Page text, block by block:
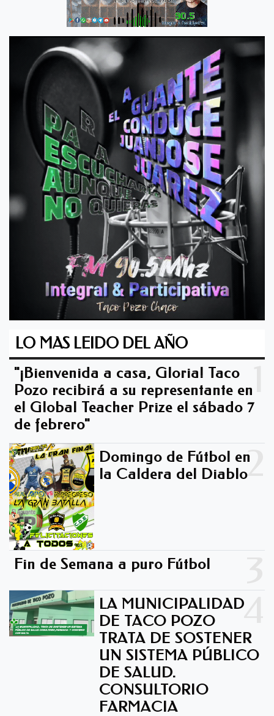
LO MAS LEIDO DEL AÑO
"¡Bienvenida a casa, Gloria! Taco
Pozo recibirá a su representante en
el Global Teacher Prize el sábado 7
de febrero"
2
Domingo de Fútbol en
la Caldera del Diablo -
Fin de Semana a puro Fútbol
4
LA MUNICIPALIDAD
DE TACO POZO
TRATA DE SOSTENER
UN SISTEMA PÚBLICO
DE SALUD.
CONSULTORIO
FARMACIA